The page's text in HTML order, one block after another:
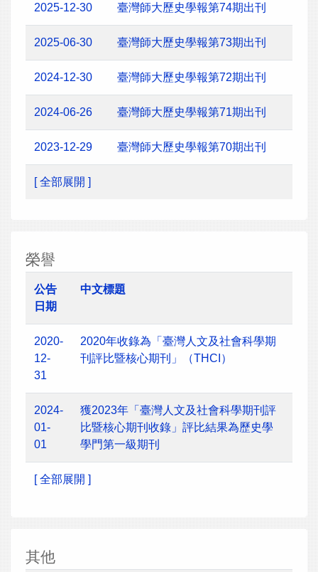
2025-12-30 臺灣師大歷史學報第74期出刊
2025-06-30 臺灣師大歷史學報第73期出刊
2024-12-30 臺灣師大歷史學報第72期出刊
2024-06-26 臺灣師大歷史學報第71期出刊
2023-12-29 臺灣師大歷史學報第70期出刊
[ 全部展開 ]
榮譽
公告
日期
中文標題
2020-
12-
31
2020年收錄為「臺灣人文及社會科學期
刊評比暨核心期刊」（THCI）
2024-
01-
01
獲2023年「臺灣人文及社會科學期刊評
比暨核心期刊收錄」評比結果為歷史學
學門第一級期刊
[ 全部展開 ]
其他